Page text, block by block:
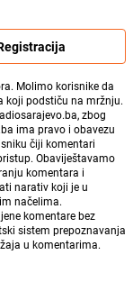
Molimo korisnike da
koji podstiču na mržnju.
zbog
ima pravo i obavezu
čiji komentari
Obaviještavamo
komentara i
narativ koji je u
načelima.
komentare bez
sistem prepoznavanja
u komentarima.